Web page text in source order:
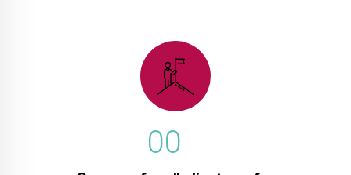
00
0
1
2
3
4
0
1
2
3
4